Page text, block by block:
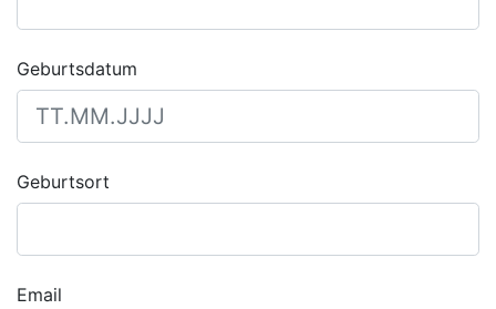
Geburtsdatum
Geburtsort
Email